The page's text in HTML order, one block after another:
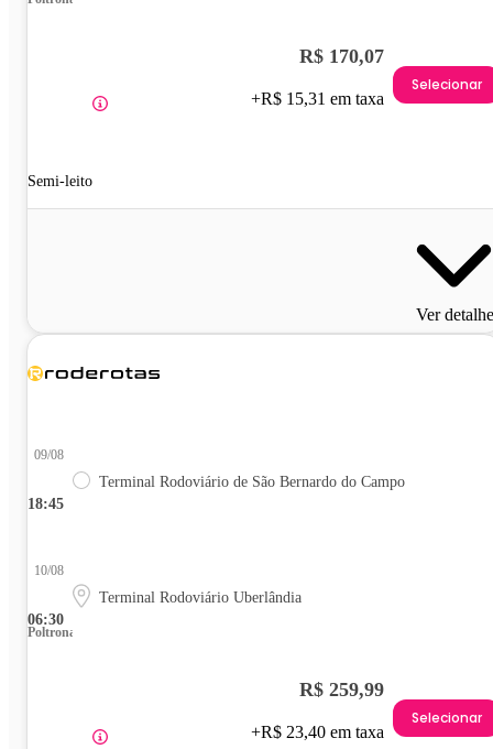
Semi-leito
R$ 170,07
+R$ 15,31 em taxa
Selecionar
Ver
18:45
09/08
Terminal Rodoviário de São Bernardo do Campo
06:30
10/08
Terminal Rodoviário Uberlândia
Poltrona
R$ 259,99
+R$ 23,40 em taxa
Selecionar